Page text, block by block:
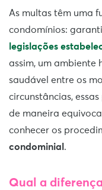
As multas têm uma
condomínios:
legislações
assim, um ambiente
saudável entre os
circunstâncias,
de maneira
conhecer os
condominial .
Qual a